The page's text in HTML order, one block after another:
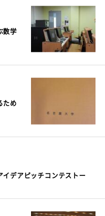
数学
ため
デアピッチコンテストー